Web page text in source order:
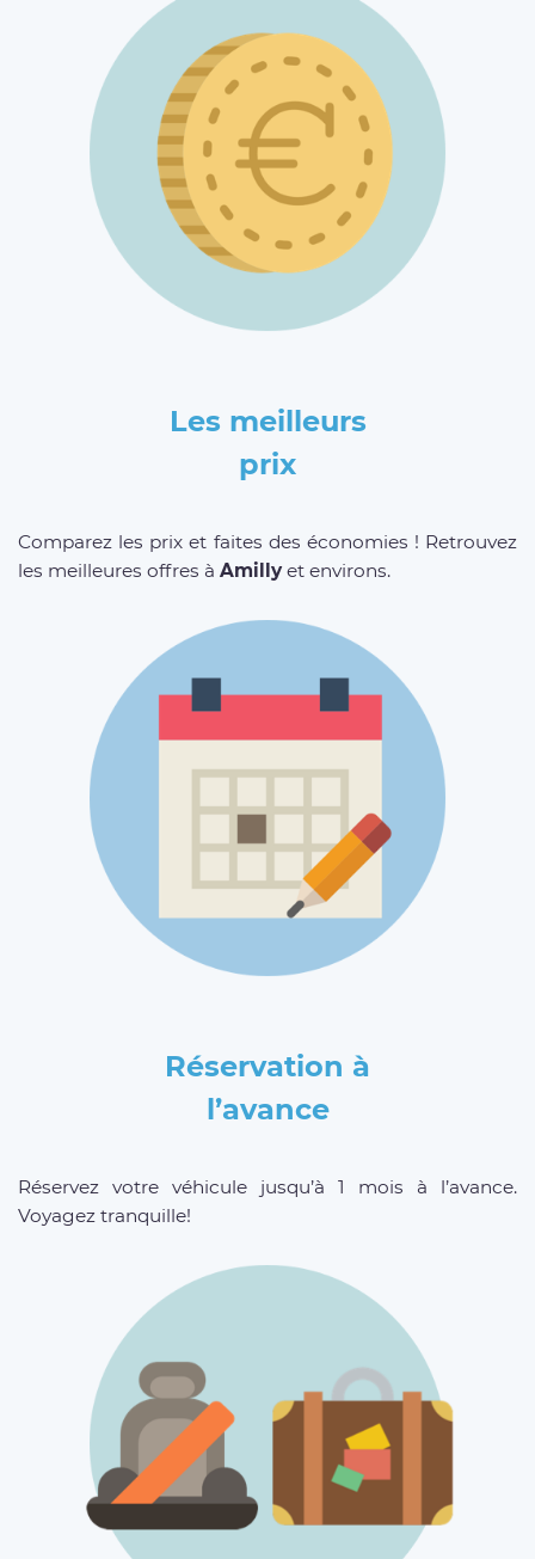
Les meilleurs
prix
Comparez les prix et faites des économies ! Retrouvez
les meilleures offres à Amillyet environs.
Réservation à
l’avance
Réservez votre véhicule jusqu’à 1 mois à l’avance.
Voyagez tranquille!